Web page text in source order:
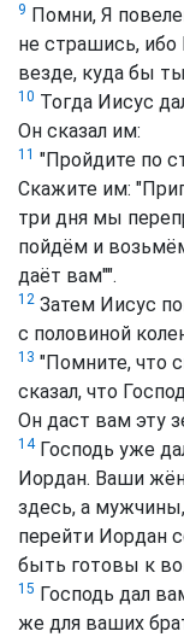
9 Помни, Я
не страшись, ибо
везде, куда бы
10 Тогда Иисус
Он сказал им:
11 "Пройдите по
Скажите им:
три дня мы
пойдём и
даёт вам"".
12 Затем Иисус
с половиной
13 "Помните, что
сказал, что
Он даст вам эту
14Господь уже
Иордан. Ваши
здесь, а
перейти Иордан
быть готовы к
15 Господь дал
же для ваших